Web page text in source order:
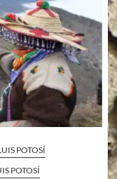
POTOSÍ
POTOSÍ